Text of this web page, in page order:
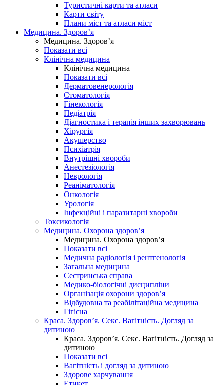
Туристичні карти та атласи
Карти світу
Плани міст та атласи міст
Медицина. Здоров’я
Медицина. Здоров’я
Показати всі
Клінічна медицина
Клінічна медицина
Показати всі
Дерматовенерологія
Стоматологія
Гінекологія
Педіатрія
Діагностика і терапія інших захворювань
Хірургія
Акушерство
Психіатрія
Внутрішні хвороби
Анестезіологія
Неврологія
Реаніматологія
Онкологія
Урологія
Інфекційні і паразитарні хвороби
Токсикологія
Медицина. Охорона здоров’я
Медицина. Охорона здоров’я
Показати всі
Медична радіологія і рентгенологія
Загальна медицина
Сестринська справа
Медико-біологічні дисципліни
Організація охорони здоров’я
Відбудовна та реабілітаційна медицина
Гігієна
Краса. Здоров’я. Секс. Вагітність. Догляд за
дитиною
Краса. Здоров’я. Секс. Вагітність. Догляд за
дитиною
Показати всі
Вагітність і догляд за дитиною
Здорове харчування